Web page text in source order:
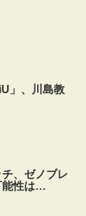
」、川島教
、ゼノブレ
能性は…